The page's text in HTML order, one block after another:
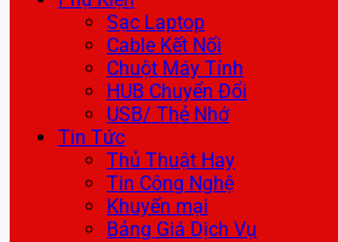
Sạc Laptop
Cable Kết Nối
Chuột Máy Tính
HUB Chuyển Đổi
USB/ Thẻ Nhớ
Tin Tức
Thủ Thuật Hay
Tin Công Nghệ
Khuyến mại
Bảng Giá Dịch Vụ